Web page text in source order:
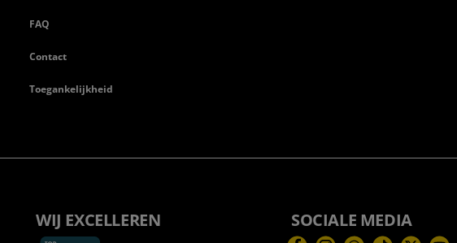
FAQ
Contact
Toegankelijkheid
WIJ EXCELLEREN SOCIALE MEDIA